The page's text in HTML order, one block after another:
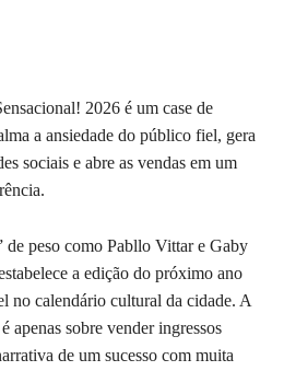
2026 é um case de
a ansiedade do público fiel, gera
sociais e abre as vendas em um
de peso como Pabllo Vittar e Gaby
a edição do próximo ano
no calendário cultural da cidade. A
apenas sobre vender ingressos
de um sucesso com muita